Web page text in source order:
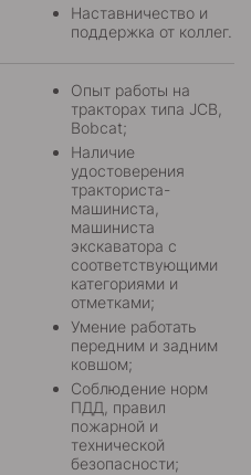
Наставничество и
поддержка от коллег.
Опыт работы на
тракторах типа JCB,
Bobcat;
Наличие
удостоверения
тракториста-
машиниста,
машиниста
экскаватора с
соответствующими
категориями и
отметками;
Умение работать
передним и задним
ковшом;
Соблюдение норм
ПДД, правил
пожарной и
технической
безопасности;